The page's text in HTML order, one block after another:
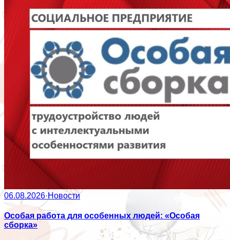
06.08.2026·Новости
Особая работа для особенных людей: «Особая
сборка»